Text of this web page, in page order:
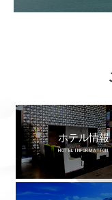
ホテル情報
HOTEL INFORMATION